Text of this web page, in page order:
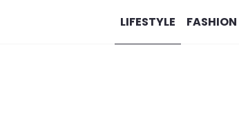
LIFESTYLE FASHION